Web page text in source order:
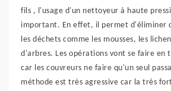
fils , l'usage d'un nettoyeur à haute
important. En effet, il permet d'éliminer
les déchets comme les mousses, les
d'arbres. Les opérations vont se faire en
car les couvreurs ne faire qu'un seul
méthode est très agressive car la très